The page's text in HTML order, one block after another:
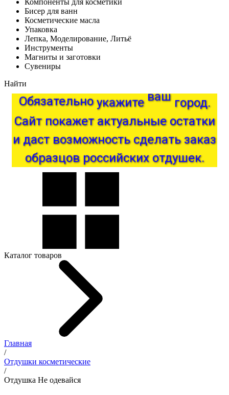
Компоненты для косметики
Бисер для ванн
Косметические масла
Упаковка
Лепка, Моделирование, Литьё
Инструменты
Магниты и заготовки
Сувениры
Найти
Обязательно укажите ваш город.
Сайт покажет актуальные остатки
и даст возможность сделать заказ
образцов российских отдушек.
Каталог товаров
Главная
/
Отдушки косметические
/
Отдушка Не одевайся